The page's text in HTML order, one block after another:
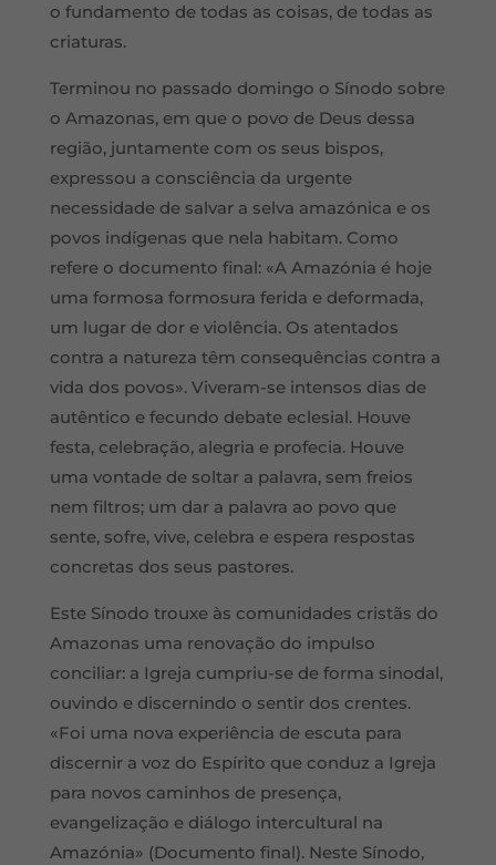
o fundamento de todas as coisas, de todas as
criaturas.
Terminou no passado domingo o Sínodo sobre
o Amazonas, em que o povo de Deus dessa
região, juntamente com os seus bispos,
expressou a consciência da urgente
necessidade de salvar a selva amazónica e os
povos indígenas que nela habitam. Como
refere o documento final: «A Amazónia é hoje
uma formosa formosura ferida e deformada,
um lugar de dor e violência. Os atentados
contra a natureza têm consequências contra a
vida dos povos». Viveram-se intensos dias de
autêntico e fecundo debate eclesial. Houve
festa, celebração, alegria e profecia. Houve
uma vontade de soltar a palavra, sem freios
nem filtros; um dar a palavra ao povo que
sente, sofre, vive, celebra e espera respostas
concretas dos seus pastores.
Este Sínodo trouxe às comunidades cristãs do
Amazonas uma renovação do impulso
conciliar: a Igreja cumpriu-se de forma sinodal,
ouvindo e discernindo o sentir dos crentes.
«Foi uma nova experiência de escuta para
discernir a voz do Espírito que conduz a Igreja
para novos caminhos de presença,
evangelização e diálogo intercultural na
Amazónia» (Documento final). Neste Sínodo,